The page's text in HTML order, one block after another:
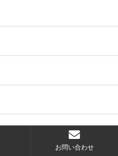
お問い合わせ